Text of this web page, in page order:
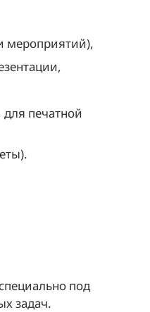
мероприятий),
печатной
под
задач.